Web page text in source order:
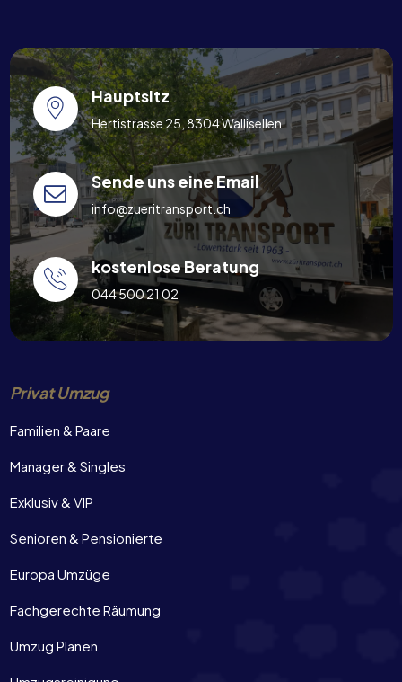
Hauptsitz
Hertistrasse 25, 8304 Wallisellen
Sende uns eine Email
info@zueritransport.ch
kostenlose Beratung
044 500 21 02
Privat Umzug
Familien & Paare
Manager & Singles
Exklusiv & VIP
Senioren & Pensionierte
Europa Umzüge
Fachgerechte Räumung
Umzug Planen